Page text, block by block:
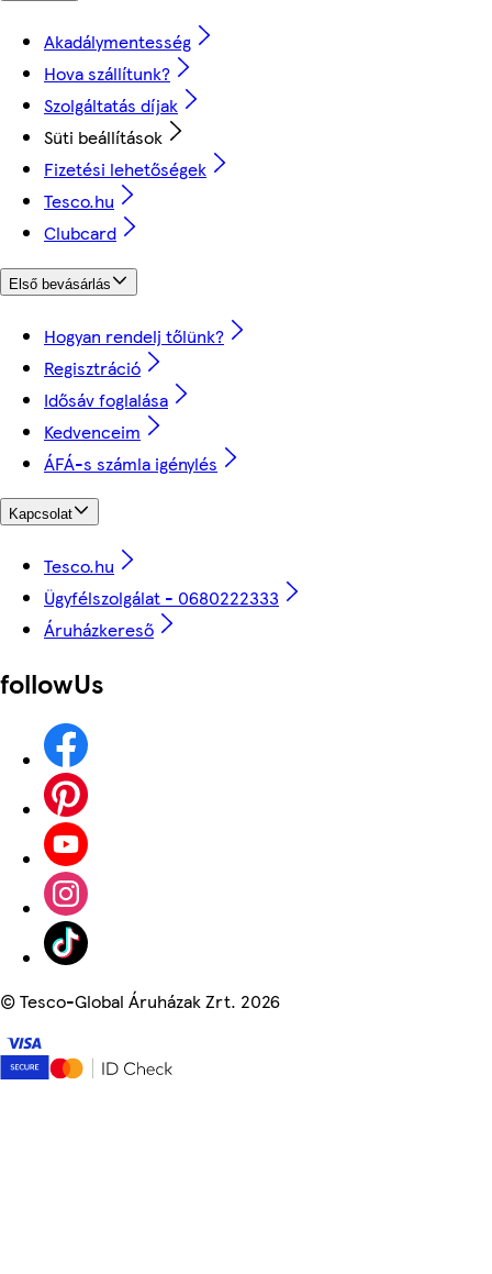
Akadálymentesség
Hova szállítunk?
Szolgáltatás díjak
Süti beállítások
Fizetési lehetőségek
Tesco.hu
Clubcard
Első bevásárlás
Hogyan rendelj tőlünk?
Regisztráció
Idősáv foglalása
Kedvenceim
ÁFÁ-s számla igénylés
Kapcsolat
Tesco.hu
Ügyfélszolgálat - 0680222333
Áruházkereső
followUs
©Tesco-Global Áruházak Zrt. 2026